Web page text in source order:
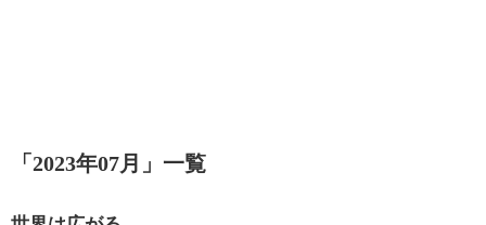
「 2023年07月 」 一覧